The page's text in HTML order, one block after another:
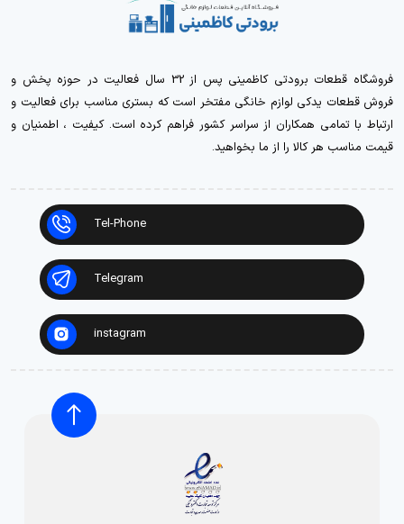
فروشگاه قطعات برودتی کاظمینی پس از 32 سال فعالیت در حوزه پخش و
فروش قطعات یدکی لوازم خانگی مفتخر است که بستری مناسب برای فعالیت و
ارتباط با تمامی همکاران از سراسر کشور فراهم کرده است. کیفیت ، اطمنیان و
قیمت مناسب هر کالا را از ما بخواهید.
Tel-Phone
Telegram
instagram